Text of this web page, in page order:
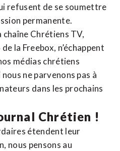
refusent de se soumettre
permanente.
chaîne Chrétiens TV,
la Freebox, n’échappent
médias chrétiens
ne parvenons pas à
dans les prochains
Chrétien !
étendent leur
nous pensons au